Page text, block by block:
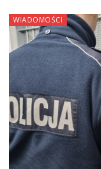
WIADOMOŚCI